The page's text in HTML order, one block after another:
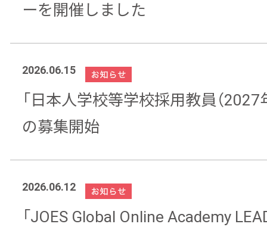
ーを開催しました
2026.06.15
「日本人学校等学校採用教員（2027
の募集開始
2026.06.12
「JOES Global Online Academy